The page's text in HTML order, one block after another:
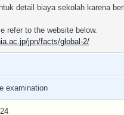
detail biaya sekolah karena
refer to the website below.
jpn/facts/global-2/
examination